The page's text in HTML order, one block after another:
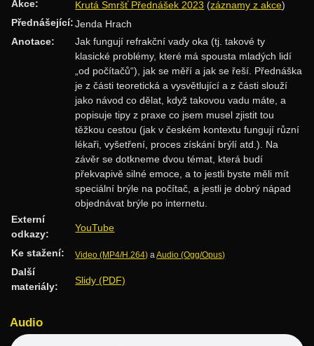
Akce: Krutá Smršť Přednášek 2023 (záznamy z akce)
Přednášející: Jenda Hrach
Anotace:
Jak fungují refrakční vady oka (tj. takové ty
klasické problémy, které má spousta mladých lidí
„od počítačů“), jak se měří a jak se řeší. Přednáška
je z části teoretická a vysvětlující a z části slouží
jako návod co dělat, když takovou vadu máte, a
popisuje tipy z praxe co jsem musel zjistit tou
těžkou cestou (jak v českém kontextu fungují různí
lékaři, vyšetření, proces získání brýlí atd.). Na
závěr se dotkneme dvou témat, která budí
překvapivě silné emoce, a to jestli byste měli mít
speciální brýle na počítač, a jestli je dobrý nápad
objednávat brýle po internetu.
Externí
odkazy:
YouTube
Ke stažení: Video (MP4/H.264) aAudio (Ogg/Opus)
Další
materiály:
Slidy (PDF)
Audio
Binární vyhledávání
Rozděl a panuj
Dynamické programování
Datové struktury
Vyhledávací stromy
Intervalové stromy
Treapy
Algoritmy
Třídění
Hledání v textu
Grafy